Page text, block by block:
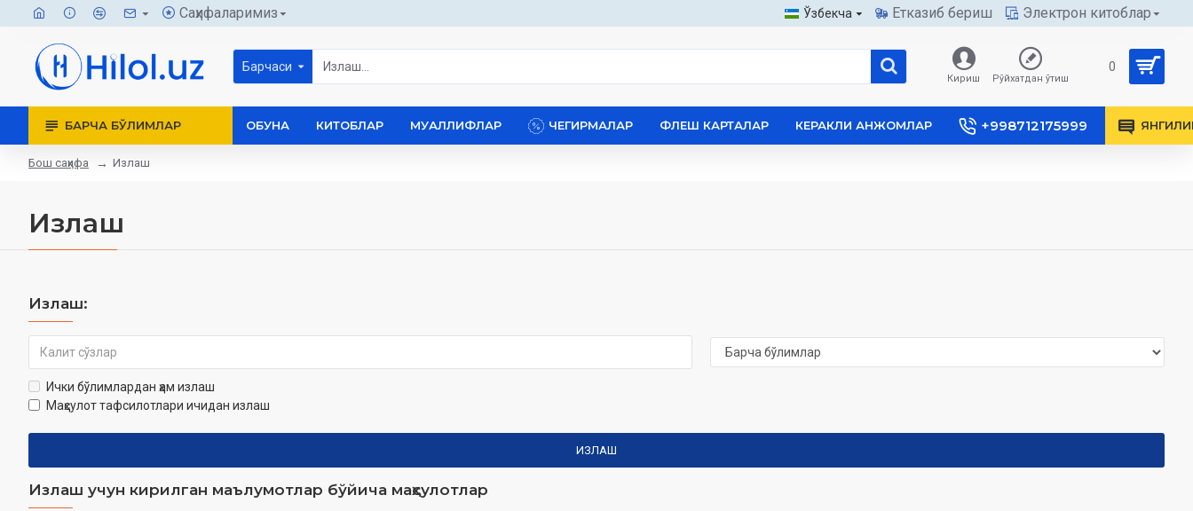
Саҳифаларимиз Ўзбекча Етказиб бериш Электрон китоблар
Барчаси
Кириш Рўйхатдан ўтиш
0
БАРЧА БЎЛИМЛАР ОБУНА КИТОБЛАР МУАЛЛИФЛАР ЧЕГИРМАЛАР ФЛЕШ КАРТАЛАР КЕРАКЛИ АНЖОМЛАР +998712175999
Бош саҳифа Излаш
Излаш
Излаш:
Ички бўлимлардан ҳам излаш
Маҳсулот тафсилотлари ичидан излаш
ИЗЛАШ
Излаш учун кирилган маълумотлар бўйича маҳсулотлар